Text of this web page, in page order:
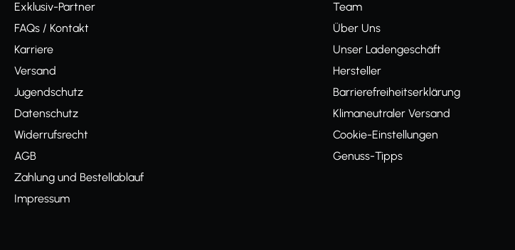
Exklusiv-Partner
FAQs / Kontakt
Karriere
Versand
Jugendschutz
Datenschutz
Widerrufsrecht
AGB
Zahlung und Bestellablauf
Impressum
Team
Über Uns
Unser Ladengeschäft
Hersteller
Barrierefreiheitserklärung
Klimaneutraler Versand
Cookie-Einstellungen
Genuss-Tipps